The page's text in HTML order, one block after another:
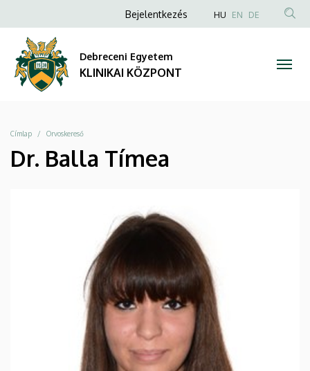
KLINIKAI
KÖZPONT
a
tartalomra
Anonim
fiók
menüje
Bejelentkezés HU EN DE
Debreceni Egyetem
KLINIKAI KÖZPONT
Morzsa
Címlap Orvoskereső
Dr. Balla Tímea